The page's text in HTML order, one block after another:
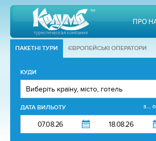
ПРО
ПАКЕТНІ ТУРИ ЄВРОПЕЙСЬКІ ОПЕРАТОРИ
КУДИ
ДАТА ВИЛЬОТУ з...